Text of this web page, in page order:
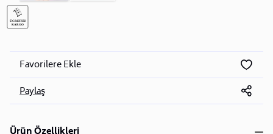
Favorilere Ekle
Paylaş